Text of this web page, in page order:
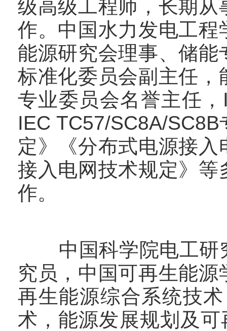
级高级工程师，长期
作。中国水力发电工
能源研究会理事、储
标准化委员会副主任
专业委员会名誉主任
IEC TC57/SC8A/
定》《分布式电源接
接入电网技术规定》
作。
中国科学院电工研
究员，中国可再生能
再生能源综合系统技
术，能源发展规划及可